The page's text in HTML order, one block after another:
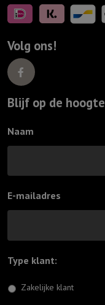
Volg ons!
Blijf op de hoogte
Naam
E-mailadres
Type klant:
Zakelijke klant